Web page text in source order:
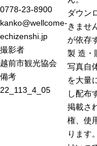
0778-23-8900
kanko@wellcome-
echizenshi.jp
撮影者
越前市観光協会
備考
22_113_4_05
ダウン
きませ
が依存
製 造・
写真自
を大量
し配布
掲載さ
権、使
ります